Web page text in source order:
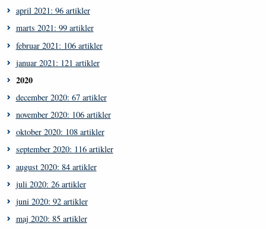
april 2021: 96 artikler
marts 2021: 99 artikler
februar 2021: 106 artikler
januar 2021: 121 artikler
2020
december 2020: 67 artikler
november 2020: 106 artikler
oktober 2020: 108 artikler
september 2020: 116 artikler
august 2020: 84 artikler
juli 2020: 26 artikler
juni 2020: 92 artikler
maj 2020: 85 artikler